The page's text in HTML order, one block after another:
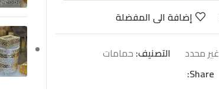
إضافة الى المفضلة
غير محدد التصنيف: حمامات
Share: